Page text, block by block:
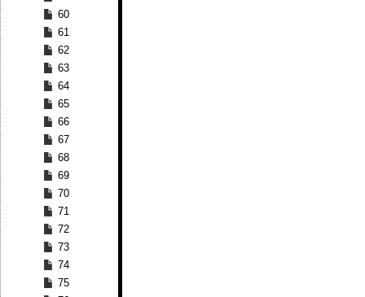
60
61
62
63
64
65
66
67
68
69
70
71
72
73
74
75